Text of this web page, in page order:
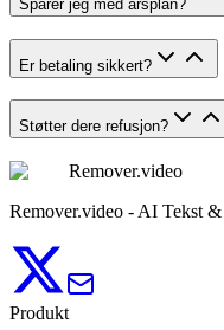
Sparer jeg med årsplan?
Er betaling sikkert?
Støtter dere refusjon?
Remover.video
Remover.video - AI Tekst
Produkt